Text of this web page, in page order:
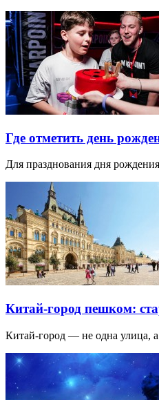
Где отметить день
Для празднования дня
Китай-город пешком:
Китай-город — не одна улица,